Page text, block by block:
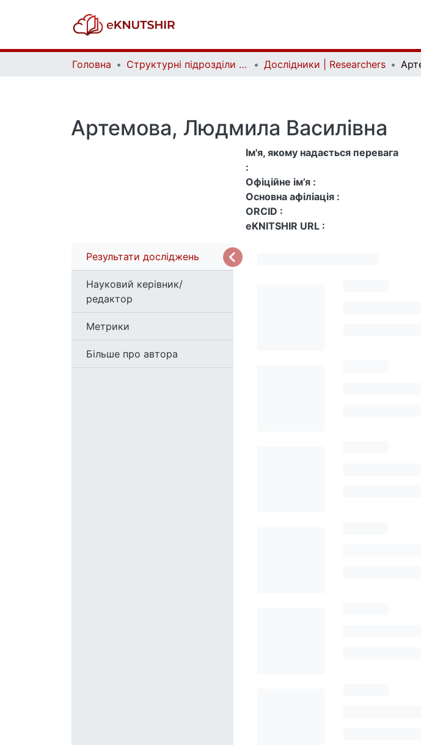
Головна Структурні підрозділи Київського національного університету імені Тараса Шевченка та Організації | Faculties, Institutes and Departments of Taras Shevchenko National University of Kyiv and Organizations Дослідники | Researchers
Артемова, Людмила Василівна
Ім'я, якому надається перевага
:
Офіційне ім’я :
Основна афіліація :
ORCID :
eKNITSHIR URL :
Результати досліджень
Науковий керівник/
редактор
Метрики
Більше про автора